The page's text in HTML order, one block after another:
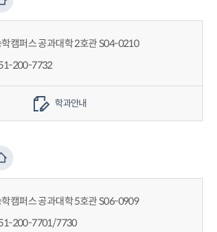
학캠퍼스 공과대학 2호관 S04-0210
200-7732
학과안내
학캠퍼스 공과대학 5호관 S06-0909
200-7701/7730